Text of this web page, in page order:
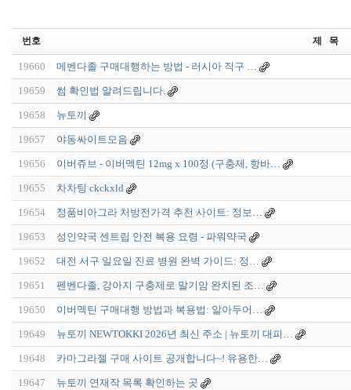
번호 제 목
19660 메벤다졸 구매대행하는 방법 - 러시아 직구 …
19659 썸 확인법 알려드립니다.
19658 뉴토끼
19657 야동싸이트모음
19656 이버쥬브 - 이버멕틴 12mg x 100정 (구충제, 항바…
19655 차차팅 ckckxld
19654 정품비아그라 처방전가격 추천 사이트: 정보…
19653 성인약국 센트립 안전 복용 요령 - 파워약국
19652 대전 서구 일요일 진료 병원 완벽 가이드: 정…
19651 펜벤다졸, 강아지 구충제로 말기암 완치된 조…
19650 이버멕틴 구매대행 방법과 복용법: 알아두어…
19649 뉴토끼 NEWTOKKI 2026년 최신 주소 | 뉴토끼 대피…
19648 카마그라젤 구매 사이트 공개합니다~! 유용한…
19647 뉴토끼 연재작 목록 확인하는 곳